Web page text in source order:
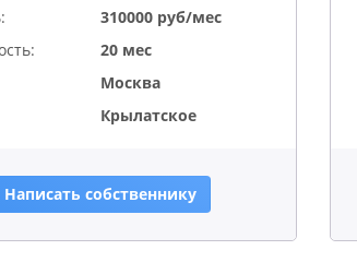
310000 руб/мес
20 мес
Москва
Крылатское
Написать собственнику